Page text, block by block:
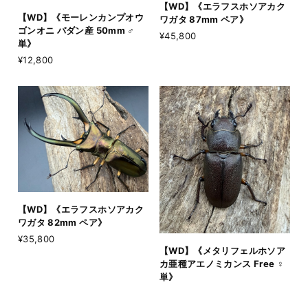
【WD】《モーレンカンプオウ
ゴンオニ パダン産 50mm ♂
単》
¥12,800
【WD】《エラフスホソアカク
ワガタ 87mm ペア》
¥45,800
【WD】《エラフスホソアカク
ワガタ 82mm ペア》
¥35,800
【WD】《メタリフェルホソア
カ亜種アエノミカンス Free ♀
単》